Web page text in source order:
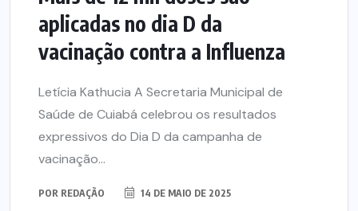
aplicadas no dia D da
vacinação contra a Influenza
Letícia Kathucia A Secretaria Municipal de
Saúde de Cuiabá celebrou os resultados
expressivos do Dia D da campanha de
vacinação...
POR REDAÇÃO 14 DE MAIO DE 2025